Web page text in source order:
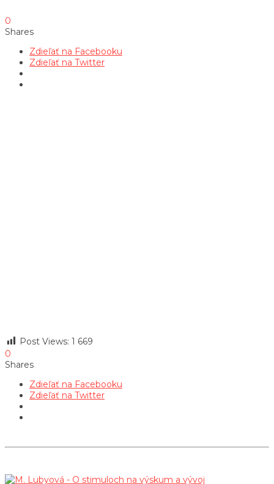
0
Shares
Zdieľať na Facebooku
Zdieľať na Twitter
Post Views: 1 669
0
Shares
Zdieľať na Facebooku
Zdieľať na Twitter